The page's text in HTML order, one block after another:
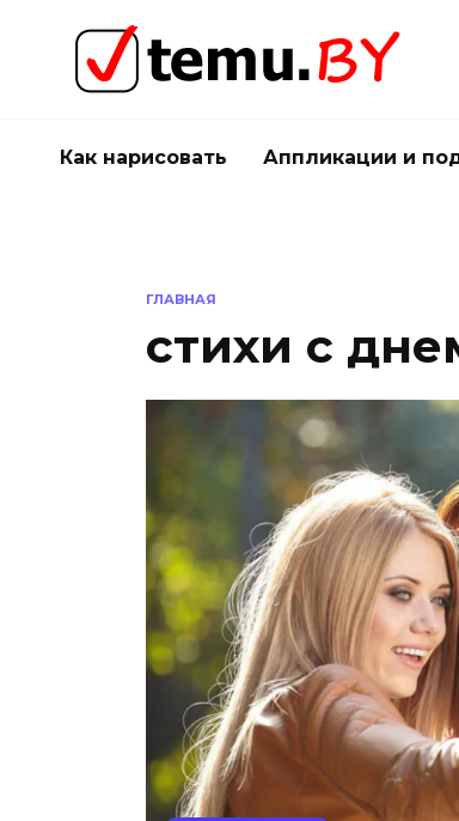
содержанию
Как нарисовать Аппликации и
ГЛАВНАЯ
стихи с